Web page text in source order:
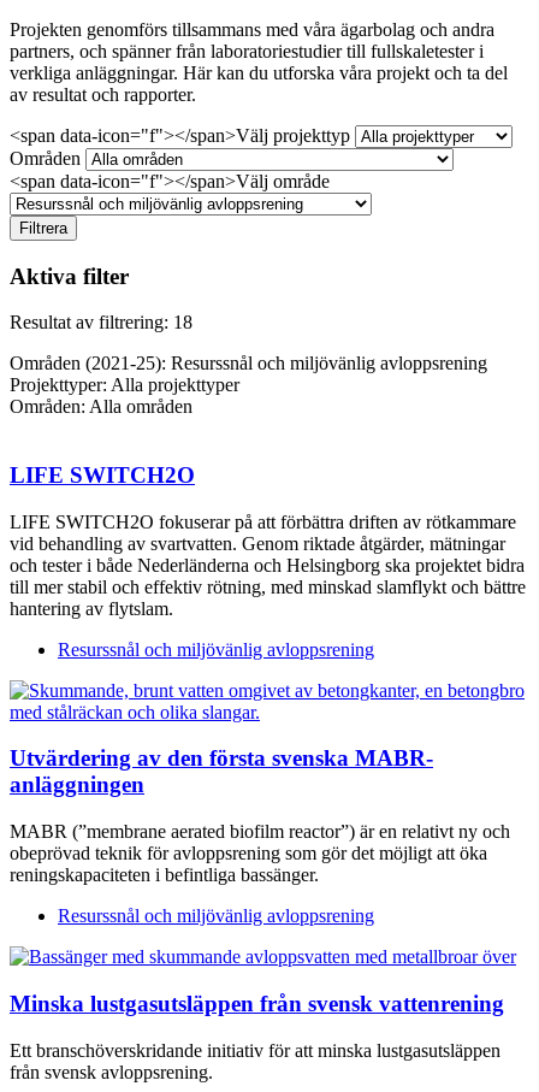
Projekten genomförs tillsammans med våra ägarbolag och andra
partners, och spänner från laboratoriestudier till fullskaletester i
verkliga anläggningar. Här kan du utforska våra projekt och ta del
av resultat och rapporter.
<span data-icon="f"></span>Välj projekttyp
Områden
<span data-icon="f"></span>Välj område
Filtrera
Aktiva filter
Resultat av filtrering: 18
Områden (2021-25): Resurssnål och miljövänlig avloppsrening
Projekttyper: Alla projekttyper
Områden: Alla områden
LIFE SWITCH2O
LIFE SWITCH2O fokuserar på att förbättra driften av rötkammare
vid behandling av svartvatten. Genom riktade åtgärder, mätningar
och tester i både Nederländerna och Helsingborg ska projektet bidra
till mer stabil och effektiv rötning, med minskad slamflykt och bättre
hantering av flytslam.
Resurssnål och miljövänlig avloppsrening
Utvärdering av den första svenska MABR-
anläggningen
MABR (”membrane aerated biofilm reactor”) är en relativt ny och
obeprövad teknik för avloppsrening som gör det möjligt att öka
reningskapaciteten i befintliga bassänger.
Resurssnål och miljövänlig avloppsrening
Minska lustgasutsläppen från svensk vattenrening
Ett branschöverskridande initiativ för att minska lustgasutsläppen
från svensk avloppsrening.